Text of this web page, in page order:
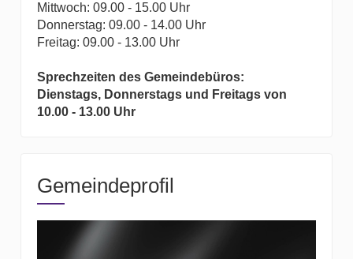
Mittwoch: 09.00 - 15.00 Uhr
Donnerstag: 09.00 - 14.00 Uhr
Freitag: 09.00 - 13.00 Uhr
Sprechzeiten des Gemeindebüros:
Dienstags, Donnerstags und Freitags von
10.00 - 13.00 Uhr
Gemeindeprofil